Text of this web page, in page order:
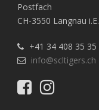
Postfach
CH-3550 Langnau i.E.
+41 34 408 35 35
info@scltigers.ch